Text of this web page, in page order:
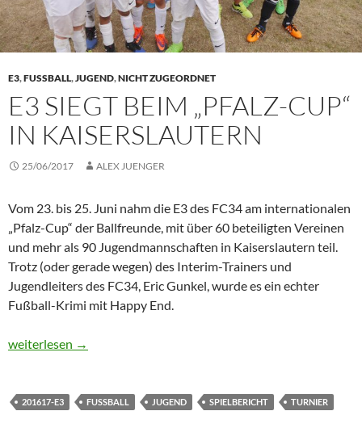
E3,FUSSBALL,JUGEND,NICHT ZUGEORDNET
E3 SIEGT BEIM „PFALZ-CUP“
IN KAISERSLAUTERN
25/06/2017 ALEX JUENGER
Vom 23. bis 25. Juni nahm die E3 des FC34 am internationalen
„Pfalz-Cup“ der Ballfreunde, mit über 60 beteiligten Vereinen
und mehr als 90 Jugendmannschaften in Kaiserslautern teil.
Trotz (oder gerade wegen) des Interim-Trainers und
Jugendleiters des FC34, Eric Gunkel, wurde es ein echter
Fußball-Krimi mit Happy End.
E3 siegt beim „Pfalz-Cup“ in Kaiserslautern
weiterlesen →
201617-E3 FUSSBALL JUGEND SPIELBERICHT TURNIER